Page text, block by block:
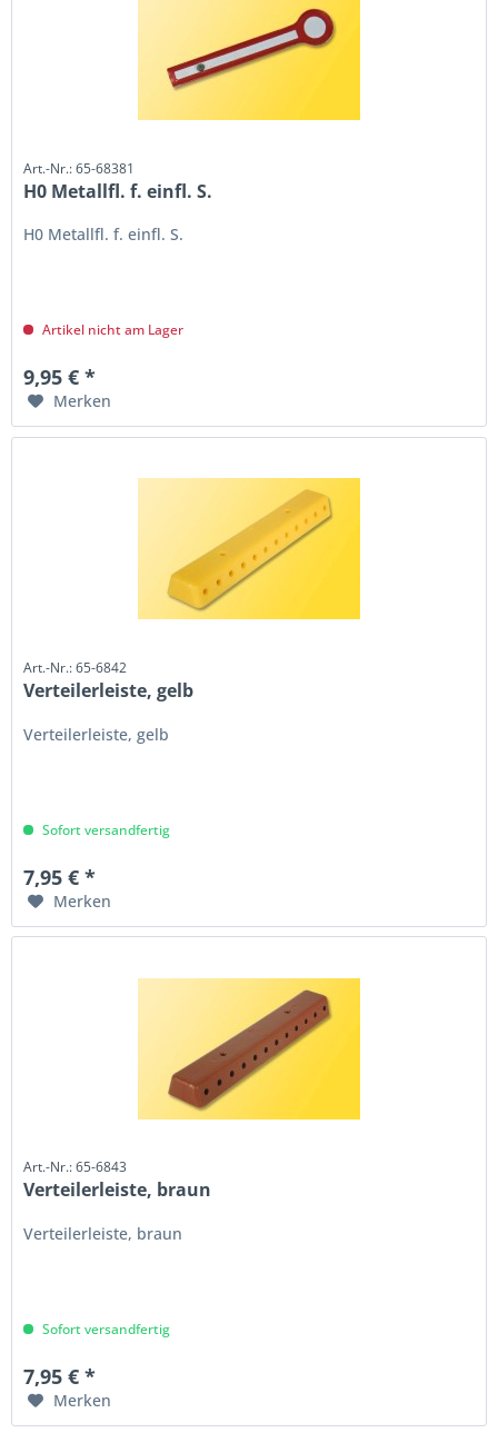
Art.-Nr.: 65-68381
H0 Metallfl. f. einfl. S.
H0 Metallfl. f. einfl. S.
Artikel nicht am Lager
9,95 € *
Merken
Art.-Nr.: 65-6842
Verteilerleiste, gelb
Verteilerleiste, gelb
Sofort versandfertig
7,95 € *
Merken
Art.-Nr.: 65-6843
Verteilerleiste, braun
Verteilerleiste, braun
Sofort versandfertig
7,95 € *
Merken